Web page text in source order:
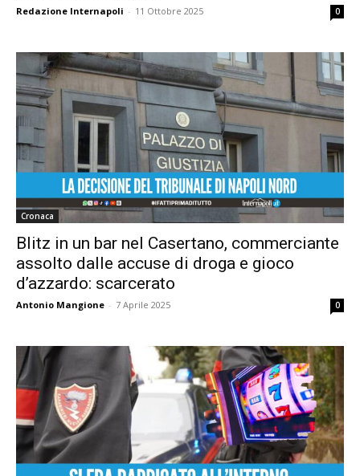
Redazione Internapoli - 11 Ottobre 2025 0
Cronaca
Blitz in un bar nel Casertano, commerciante
assolto dalle accuse di droga e gioco
d’azzardo: scarcerato
Antonio Mangione - 7 Aprile 2025 0